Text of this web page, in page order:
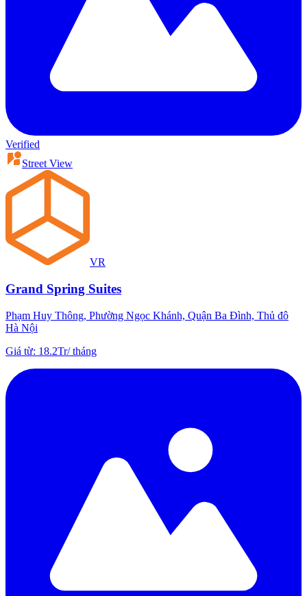
Verified
Street View
VR
Grand Spring Suites
Phạm Huy Thông, Phường Ngọc Khánh, Quận Ba Đình, Thủ đô
Hà Nội
Giá từ: 18.2Tr/tháng